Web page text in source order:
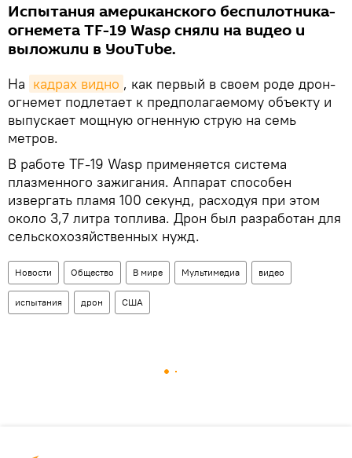
Испытания американского беспилотника-
огнемета TF-19 Wasp сняли на видео и
выложили в YouTube.
На кадрах видно , как первый в своем роде дрон-
огнемет подлетает к предполагаемому объекту и
выпускает мощную огненную струю на семь
метров.
В работе TF-19 Wasp применяется система
плазменного зажигания. Аппарат способен
извергать пламя 100 секунд, расходуя при этом
около 3,7 литра топлива. Дрон был разработан для
сельскохозяйственных нужд.
Новости Общество В мире Мультимедиа видео
испытания дрон США